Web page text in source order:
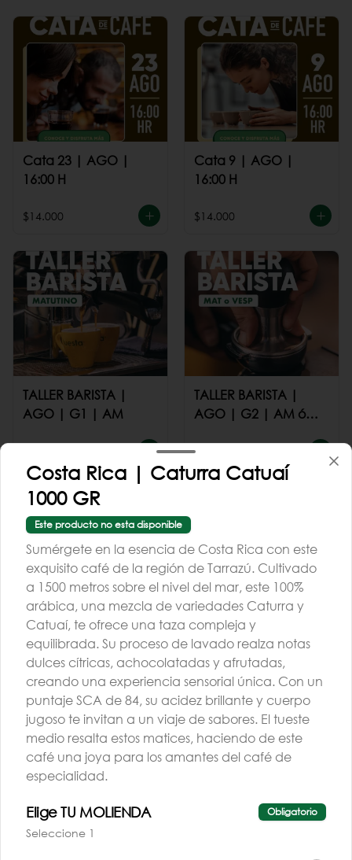
Cata 23 | AGO |
16:00 H
$14.000
Cata 9 | AGO |
16:00 H
$14.000
TALLER BARISTA |
AGO | G1 | AM
TALLER BARISTA |
AGO | G2 | AM ó
$260.000
TALLER BARISTA |
AGO | G3 | PM
$260.000
Conócenos
Costa Rica | Caturra Catuaí
1000 GR
Este producto no esta disponible
Sumérgete en la esencia de Costa Rica con este
exquisito café de la región de Tarrazú. Cultivado
a 1500 metros sobre el nivel del mar, este 100%
arábica, una mezcla de variedades Caturra y
Catuaí, te ofrece una taza compleja y
equilibrada. Su proceso de lavado realza notas
dulces cítricas, achocolatadas y afrutadas,
creando una experiencia sensorial única. Con un
puntaje SCA de 84, su acidez brillante y cuerpo
jugoso te invitan a un viaje de sabores. El tueste
medio resalta estos matices, haciendo de este
café una joya para los amantes del café de
especialidad.
Elige TU MOLIENDA Obligatorio
Seleccione 1